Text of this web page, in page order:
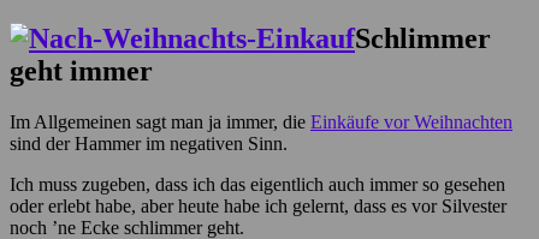
Schlimmer
geht immer
Im Allgemeinen sagt man ja immer, die Einkäufe vor Weihnachten
sind der Hammer im negativen Sinn.
Ich muss zugeben, dass ich das eigentlich auch immer so gesehen
oder erlebt habe, aber heute habe ich gelernt, dass es vor Silvester
noch ’ne Ecke schlimmer geht.